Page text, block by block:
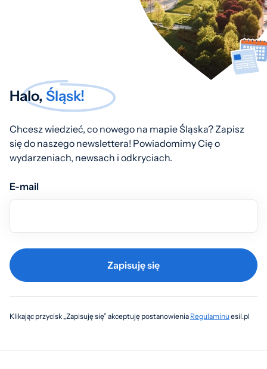
Halo, Śląsk!
Chcesz wiedzieć, co nowego na mapie Śląska? Zapisz
się do naszego newslettera! Powiadomimy Cię o
wydarzeniach, newsach i odkryciach.
E-mail
Zapisuję się
Klikając przycisk „Zapisuję się” akceptuję postanowienia Regulaminuesil.pl